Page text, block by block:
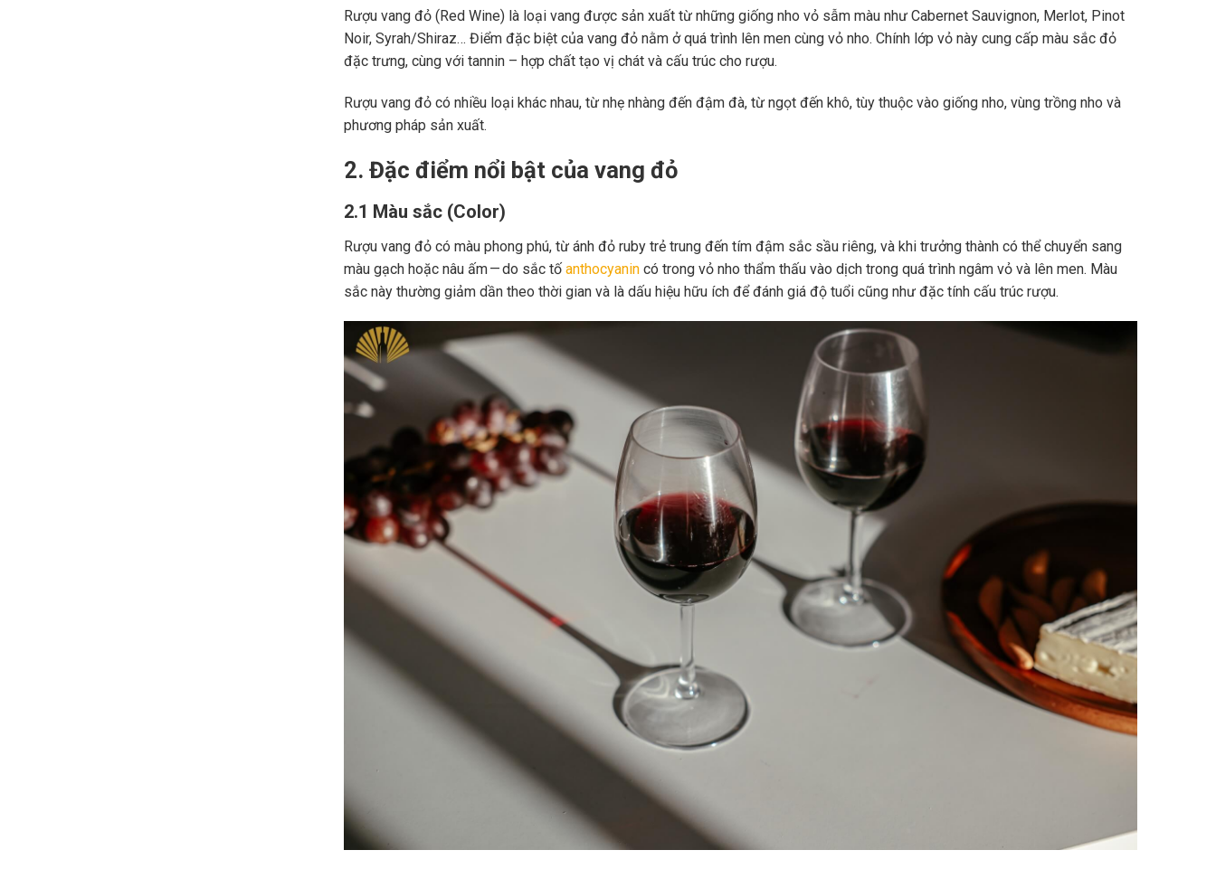
Rượu vang đỏ (Red Wine) là loại vang được sản xuất từ những giống nho vỏ sẫm màu như Cabernet Sauvignon, Merlot, Pinot
Noir, Syrah/Shiraz… Điểm đặc biệt của vang đỏ nằm ở quá trình lên men cùng vỏ nho. Chính lớp vỏ này cung cấp màu sắc đỏ
đặc trưng, cùng với tannin – hợp chất tạo vị chát và cấu trúc cho rượu.
Rượu vang đỏ có nhiều loại khác nhau, từ nhẹ nhàng đến đậm đà, từ ngọt đến khô, tùy thuộc vào giống nho, vùng trồng nho và
phương pháp sản xuất.
2. Đặc điểm nổi bật của vang đỏ
2.1 Màu sắc (Color)
Rượu vang đỏ có màu phong phú, từ ánh đỏ ruby trẻ trung đến tím đậm sắc sầu riêng, và khi trưởng thành có thể chuyển sang
màu gạch hoặc nâu ấm — do sắc tố anthocyanincó trong vỏ nho thẩm thấu vào dịch trong quá trình ngâm vỏ và lên men. Màu
sắc này thường giảm dần theo thời gian và là dấu hiệu hữu ích để đánh giá độ tuổi cũng như đặc tính cấu trúc rượu.